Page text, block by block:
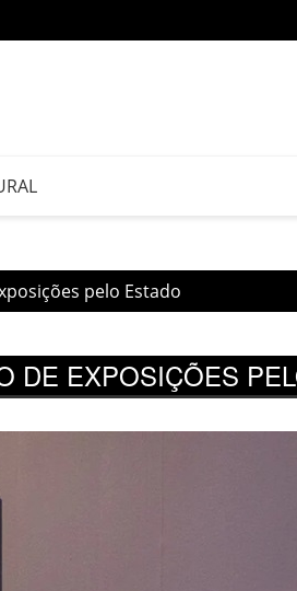
pelo Estado
DE EXPOSIÇÕES